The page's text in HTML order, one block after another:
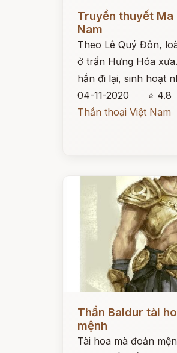
Đọc ngay
Truyền thuyết Ma
Nam
Theo Lê Quý Đôn,
ở trấn Hưng Hóa
hắn đi lại, sinh hoạt
04-11-2020
⭐ 4.8
Thần thoại Việt Nam
Đọc ngay
Thần Baldur tài
mệnh
Tài hoa mà đoản